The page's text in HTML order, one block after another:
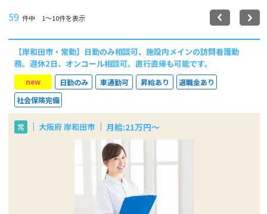
59 件中 1〜10件を表示
【岸和田市・常勤】日勤のみ相談可、施設内メインの訪問看護勤
務。週休2日、オンコール相談可。直行直帰も可能です。
new 日勤のみ 車通勤可 昇給あり
退職金あり
社会保険完備
常 大阪府 岸和田市 月給:21万円～